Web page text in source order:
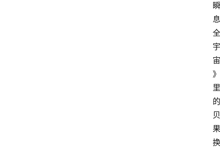
瞬
息
全
宇
宙
》
里
的
贝
果
换